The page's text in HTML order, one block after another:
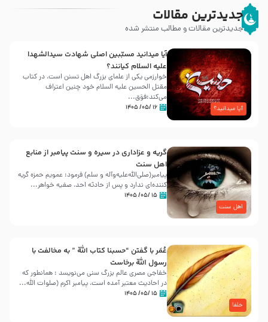
جدیدترین مقالات
جدیدترین مقالات و مطالب منتشر شده
آیا میدانید؟
آیا میدانید مسبّبین اصلی شهادت سیدالشهدا
علیه ‌السلام کیانند؟
خوارزمی یکی از علمای بزرگ اهل تسنن است، در کتاب
مقتل الحسین علیه ‌السلام خود چنین اعتراف
می‌کند:فوَق...
۱۶ /۰۵/ ۱۴۰۵
اهل سنت
گریه و عزاداری در سیره و سنت پیامبر از منابع
اهل سنت
پیامبر(صلی‌الله‌علیه‌وآله و سلم) فرمود: عمویم حمزه گریه
کننده‌ای ندارد و پس از حادثه احد، صفیه خواهر...
۱۵ /۰۵/ ۱۴۰۵
خلفا
عُمَر با گفتن “حسبنا كتاب اللّه ” به مخالفت با
رسول اللّه برخاست
خفاجی مصری عالم بزرگ سنی می‌نویسد : همانطور که
در احادیث معتبر آمده است، پیامبر اکرم (صلوات اللّه...
۱۵ /۰۵/ ۱۴۰۵